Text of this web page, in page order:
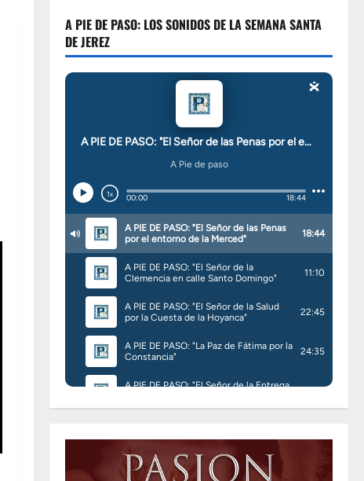
A PIE DE PASO: LOS SONIDOS DE LA SEMANA SANTA
DE JEREZ